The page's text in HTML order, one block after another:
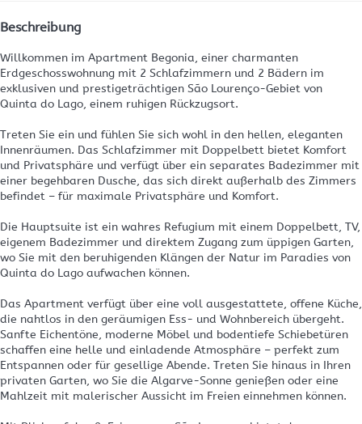
Beschreibung
Willkommen im Apartment Begonia, einer charmanten
Erdgeschosswohnung mit 2 Schlafzimmern und 2 Bädern im
exklusiven und prestigeträchtigen São Lourenço-Gebiet von
Quinta do Lago, einem ruhigen Rückzugsort.
Treten Sie ein und fühlen Sie sich wohl in den hellen, eleganten
Innenräumen. Das Schlafzimmer mit Doppelbett bietet Komfort
und Privatsphäre und verfügt über ein separates Badezimmer mit
einer begehbaren Dusche, das sich direkt außerhalb des Zimmers
befindet – für maximale Privatsphäre und Komfort.
Die Hauptsuite ist ein wahres Refugium mit einem Doppelbett, TV,
eigenem Badezimmer und direktem Zugang zum üppigen Garten,
wo Sie mit den beruhigenden Klängen der Natur im Paradies von
Quinta do Lago aufwachen können.
Das Apartment verfügt über eine voll ausgestattete, offene Küche,
die nahtlos in den geräumigen Ess- und Wohnbereich übergeht.
Sanfte Eichentöne, moderne Möbel und bodentiefe Schiebetüren
schaffen eine helle und einladende Atmosphäre – perfekt zum
Entspannen oder für gesellige Abende. Treten Sie hinaus in Ihren
privaten Garten, wo Sie die Algarve-Sonne genießen oder eine
Mahlzeit mit malerischer Aussicht im Freien einnehmen können.